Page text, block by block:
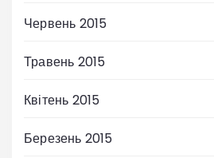
Червень 2015
Травень 2015
Квітень 2015
Березень 2015